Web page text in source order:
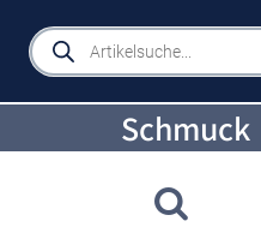
Products
search
Schmuck